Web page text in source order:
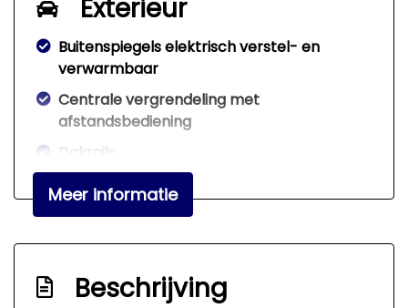
Exterieur
Buitenspiegels elektrisch verstel- en
verwarmbaar
Centrale vergrendeling met
afstandsbediening
Dakrails
Extra getint glas achter
Lichtmetalen velgen 15"
Mistlampen voor
Interieur
Meer informatie
Beschrijving